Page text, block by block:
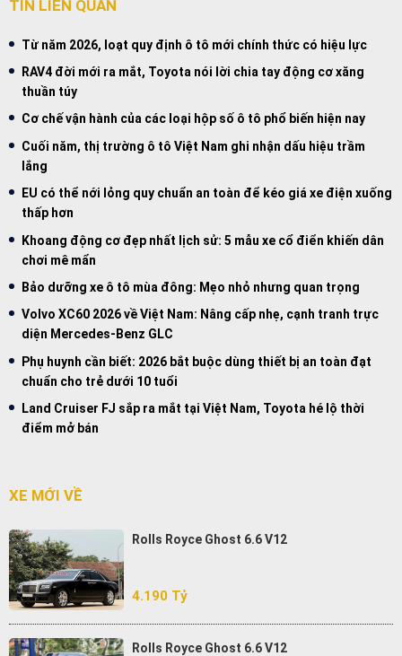
TIN LIÊN QUAN
Từ năm 2026, loạt quy định ô tô mới chính thức có hiệu lực
RAV4 đời mới ra mắt, Toyota nói lời chia tay động cơ xăng
thuần túy
Cơ chế vận hành của các loại hộp số ô tô phổ biến hiện nay
Cuối năm, thị trường ô tô Việt Nam ghi nhận dấu hiệu trầm
lắng
EU có thể nới lỏng quy chuẩn an toàn để kéo giá xe điện xuống
thấp hơn
Khoang động cơ đẹp nhất lịch sử: 5 mẫu xe cổ điển khiến dân
chơi mê mẩn
Bảo dưỡng xe ô tô mùa đông: Mẹo nhỏ nhưng quan trọng
Volvo XC60 2026 về Việt Nam: Nâng cấp nhẹ, cạnh tranh trực
diện Mercedes-Benz GLC
Phụ huynh cần biết: 2026 bắt buộc dùng thiết bị an toàn đạt
chuẩn cho trẻ dưới 10 tuổi
Land Cruiser FJ sắp ra mắt tại Việt Nam, Toyota hé lộ thời
điểm mở bán
XE MỚI VỀ
Rolls Royce Ghost 6.6 V12
4.190 Tỷ
Rolls Royce Ghost 6.6 V12